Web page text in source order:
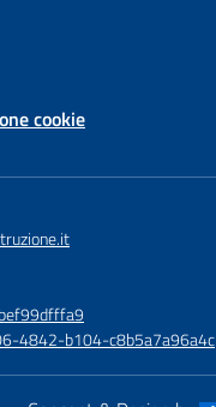
cookie
4842-b104-c8b5a7a96a4c